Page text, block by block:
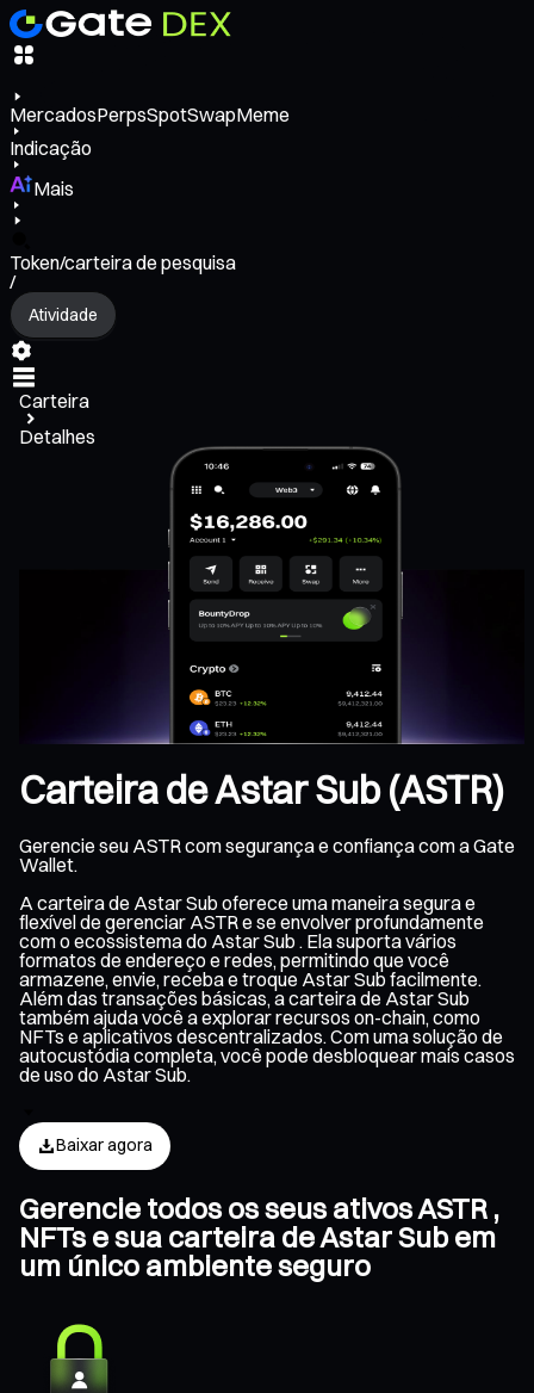
MercadosPerpsSpotSwapMeme
Indicação
Mais
Token/carteira de pesquisa
/
Atividade
Carteira
Detalhes
Carteira de Astar Sub (ASTR)
Gerencie seu ASTR com segurança e confiança com a Gate
Wallet.
A carteira de Astar Sub oferece uma maneira segura e
flexível de gerenciar ASTR e se envolver profundamente
com o ecossistema do Astar Sub . Ela suporta vários
formatos de endereço e redes, permitindo que você
armazene, envie, receba e troque Astar Sub facilmente.
Além das transações básicas, a carteira de Astar Sub
também ajuda você a explorar recursos on-chain, como
NFTs e aplicativos descentralizados. Com uma solução de
autocustódia completa, você pode desbloquear mais casos
de uso do Astar Sub.
Baixar agora
Gerencie todos os seus ativos ASTR ,
NFTs e sua carteira de Astar Sub em
um único ambiente seguro